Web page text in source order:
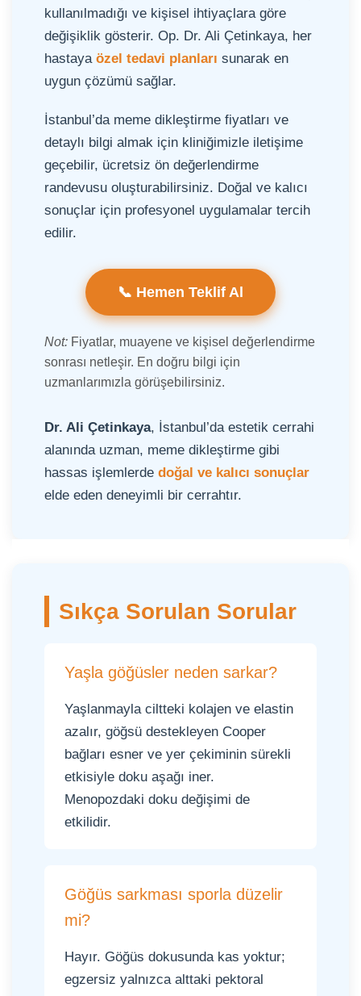
kullanılmadığı ve kişisel ihtiyaçlara göre
değişiklik gösterir. Op. Dr. Ali Çetinkaya, her
hastaya özel tedavi planları sunarak en
uygun çözümü sağlar.
İstanbul’da meme dikleştirme fiyatları ve
detaylı bilgi almak için kliniğimizle iletişime
geçebilir, ücretsiz ön değerlendirme
randevusu oluşturabilirsiniz. Doğal ve kalıcı
sonuçlar için profesyonel uygulamalar tercih
edilir.
📞 Hemen Teklif Al
Not: Fiyatlar, muayene ve kişisel değerlendirme
sonrası netleşir. En doğru bilgi için
uzmanlarımızla görüşebilirsiniz.
Dr. Ali Çetinkaya, İstanbul’da estetik cerrahi
alanında uzman, meme dikleştirme gibi
hassas işlemlerde doğal ve kalıcı sonuçlar
elde eden deneyimli bir cerrahtır.
Sıkça Sorulan Sorular
Yaşla göğüsler neden sarkar?
Yaşlanmayla ciltteki kolajen ve elastin
azalır, göğsü destekleyen Cooper
bağları esner ve yer çekiminin sürekli
etkisiyle doku aşağı iner.
Menopozdaki doku değişimi de
etkilidir.
Göğüs sarkması sporla düzelir
mi?
Hayır. Göğüs dokusunda kas yoktur;
egzersiz yalnızca alttaki pektoral